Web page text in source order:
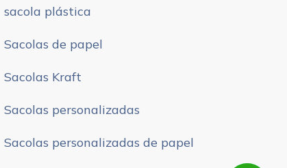
sacola plástica
Sacolas de papel
Sacolas Kraft
Sacolas personalizadas
Sacolas personalizadas de papel